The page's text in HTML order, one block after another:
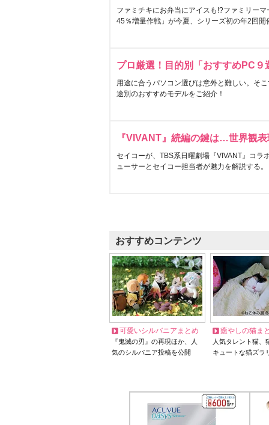
ファミチキにお弁当にアイスも!?ファミリー
45％増量作戦」が今夏、シリーズ初の年2回開
プロ厳選！目的別「おすすめPC９
用途に合うパソコン選びは意外と難しい。そ
途別のおすすめモデルをご紹介！
『VIVANT』続編の鍵は…世界観
セイコーが、TBS系日曜劇場『VIVANT』コラ
ューサーとセイコー担当者が魅力を解説する。
おすすめコンテンツ
可愛いシルバニアまとめ
『鬼滅の刃』の再現ほか、人
気のシルバニア投稿を公開
癒やしの猫ま
人気タレント猫
キュートな猫ズラ